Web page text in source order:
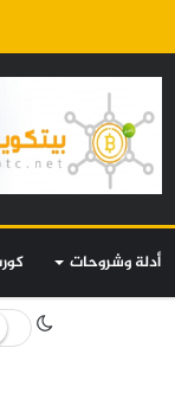
أدلة وشروحات